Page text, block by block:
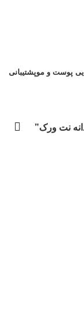
پوست و موپشتیبانی
نت ورک”